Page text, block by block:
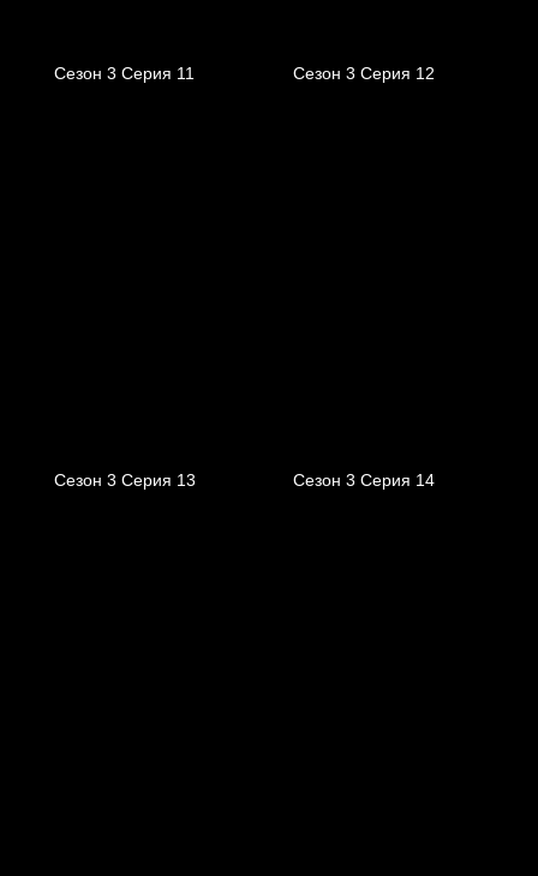
Сезон 3 Серия 11 Сезон 3 Серия 12
Сезон 3 Серия 13 Сезон 3 Серия 14